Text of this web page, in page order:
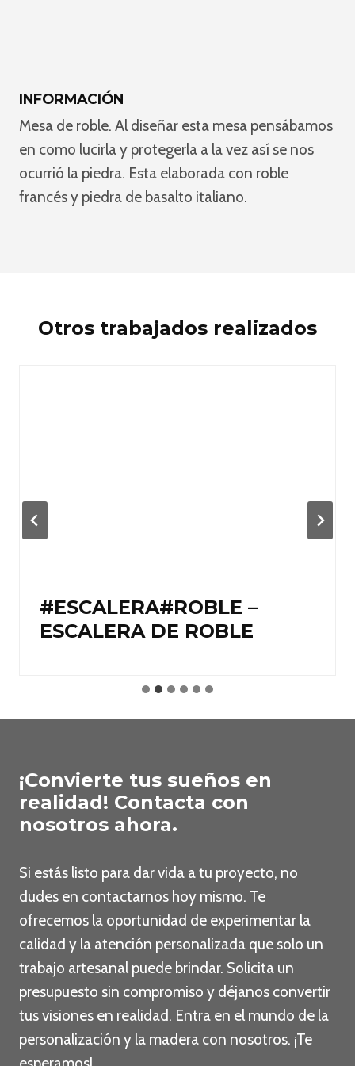
INFORMACIÓN
Mesa de roble. Al diseñar esta mesa pensábamos
en como lucirla y protegerla a la vez así se nos
ocurrió la piedra. Esta elaborada con roble
francés y piedra de basalto italiano.
Otros trabajados realizados
#ESCALERA#ROBLE –
ESCALERA DE ROBLE
¡Convierte tus sueños en
realidad! Contacta con
nosotros ahora.
Si estás listo para dar vida a tu proyecto, no
dudes en contactarnos hoy mismo. Te
ofrecemos la oportunidad de experimentar la
calidad y la atención personalizada que solo un
trabajo artesanal puede brindar. Solicita un
presupuesto sin compromiso y déjanos convertir
tus visiones en realidad. Entra en el mundo de la
personalización y la madera con nosotros. ¡Te